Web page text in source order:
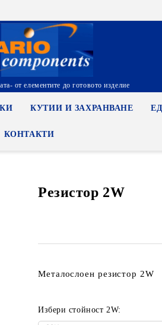
от елементите до готовото изделие
КУТИИ И ЗАХРАНВАНЕ
КОНТАКТИ
Резистор 2W
Металослоен резистор 2W
Избери стойност 2W: